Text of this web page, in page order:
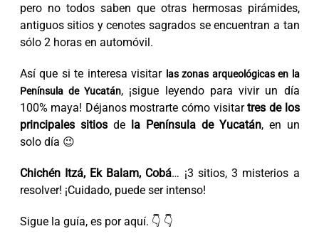
pero no todos saben que otras hermosas pirámides,
antiguos sitios y cenotes sagrados se encuentran a tan
sólo 2 horas en automóvil.
Así que si te interesa visitar las zonas arqueológicas en la
Península de Yucatán, ¡sigue leyendo para vivir un día
100% maya! Déjanos mostrarte cómo visitartres de los
principales sitiosde la Península de Yucatán, en un
solo día 😉
Chichén Itzá, Ek Balam, Cobá… ¡3 sitios, 3 misterios a
resolver! ¡Cuidado, puede ser intenso!
Sigue la guía, es por aquí. 👇 👇